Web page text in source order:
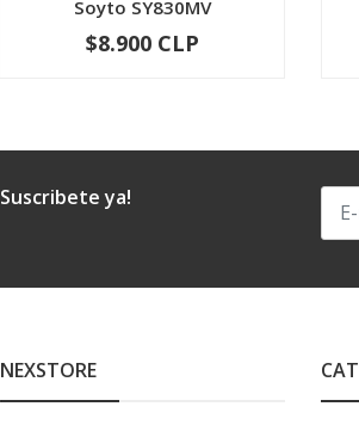
Soyto SY830MV
+
$8.900 CLP
Suscribete ya!
NEXSTORE